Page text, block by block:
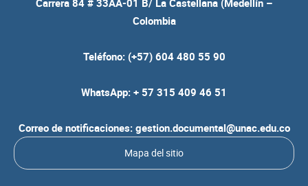
Carrera 84 # 33AA-01 B/ La Castellana (Medellín –
Colombia
Teléfono: (+57) 604 480 55 90
WhatsApp: + 57 315 409 46 51
Correo de notificaciones: gestion.documental@unac.edu.co
Mapa del sitio